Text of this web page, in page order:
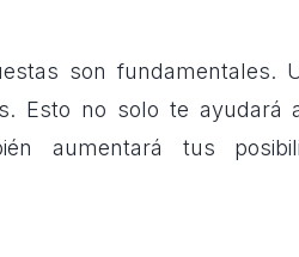
son fundamentales.
Esto no solo te ayudará
aumentará tus